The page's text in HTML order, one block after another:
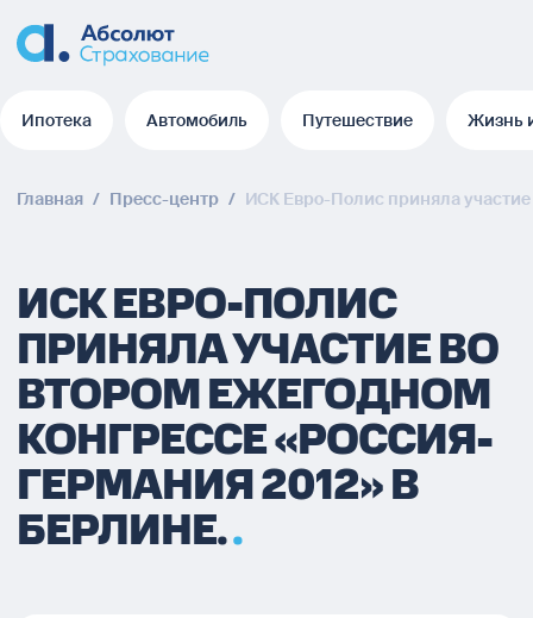
Ипотека Автомобиль Путешествие Жизнь
Главная / Пресс-центр / ИСК Евро-Полис приняла
ИСК ЕВРО-ПОЛИС
ПРИНЯЛА УЧАСТИЕ ВО
ВТОРОМ ЕЖЕГОДНОМ
КОНГРЕССЕ «РОССИЯ-
ГЕРМАНИЯ 2012» В
БЕРЛИНЕ.